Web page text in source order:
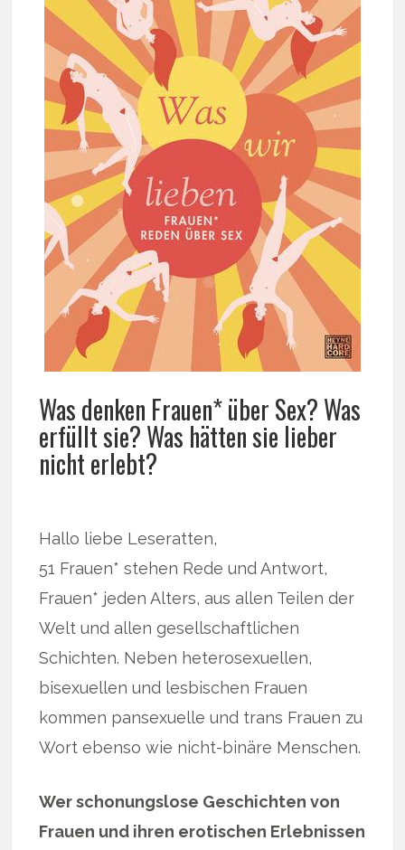
Was denken Frauen* über Sex? Was
erfüllt sie? Was hätten sie lieber
nicht erlebt?
Hallo liebe Leseratten,
51 Frauen* stehen Rede und Antwort,
Frauen* jeden Alters, aus allen Teilen der
Welt und allen gesellschaftlichen
Schichten. Neben heterosexuellen,
bisexuellen und lesbischen Frauen
kommen pansexuelle und trans Frauen zu
Wort ebenso wie nicht-binäre Menschen.
Wer schonungslose Geschichten von
Frauen und ihren erotischen Erlebnissen